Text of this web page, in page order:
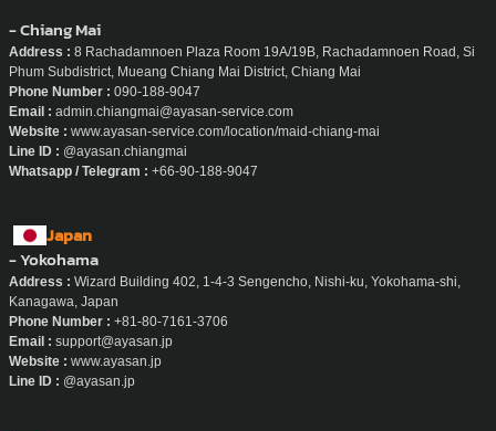
- Chiang Mai
Address : 8 Rachadamnoen Plaza Room 19A/19B, Rachadamnoen Road, Si
Phum Subdistrict, Mueang Chiang Mai District, Chiang Mai
Phone Number : 090-188-9047
Email : admin.chiangmai@ayasan-service.com
Website : www.ayasan-service.com/location/maid-chiang-mai
Line ID : @ayasan.chiangmai
Whatsapp / Telegram : +66-90-188-9047
Japan
- Yokohama
Address : Wizard Building 402, 1-4-3 Sengencho, Nishi-ku, Yokohama-shi,
Kanagawa, Japan
Phone Number : +81-80-7161-3706
Email : support@ayasan.jp
Website : www.ayasan.jp
Line ID : @ayasan.jp